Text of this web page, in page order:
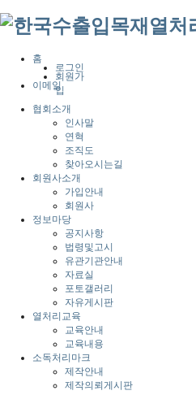
홈
로그인
회원가
입
이메일
협회소개
인사말
연혁
조직도
찾아오시는길
회원사소개
가입안내
회원사
정보마당
공지사항
법령및고시
유관기관안내
자료실
포토갤러리
자유게시판
열처리교육
교육안내
교육내용
소독처리마크
제작안내
제작의뢰게시판